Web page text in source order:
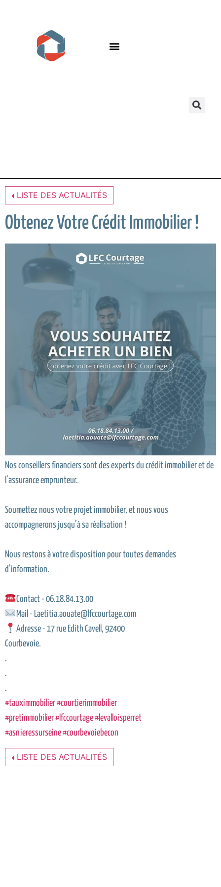
LISTE DES ACTUALITÉS
Obtenez Votre Crédit Immobilier !
Nos conseillers financiers sont des experts du crédit immobilier et de
l’assurance emprunteur.
Soumettez nous votre projet immobilier, et nous vous
accompagnerons jusqu’à sa réalisation !
Nous restons à votre disposition pour toutes demandes
d’information.
Contact - 06.18.84.13.00
Mail - Laetitia.aouate@lfccourtage.com
Adresse - 17 rue Edith Cavell, 92400
Courbevoie.
.
.
.
#tauximmobilier#courtierimmobilier
#pretimmobilier#lfccourtage#levalloisperret
#asnieressurseine#courbevoiebecon
LISTE DES ACTUALITÉS